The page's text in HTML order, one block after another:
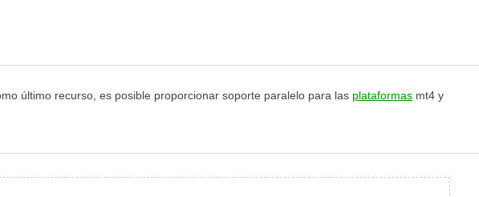
último recurso, es posible proporcionar soporte paralelo para las plataformas mt4 y